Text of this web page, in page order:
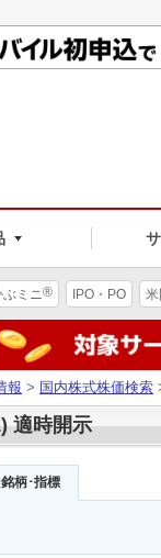
ぶミニ® IPO・PO
報 > 国内株式株価検索
適時開示
柄･指標